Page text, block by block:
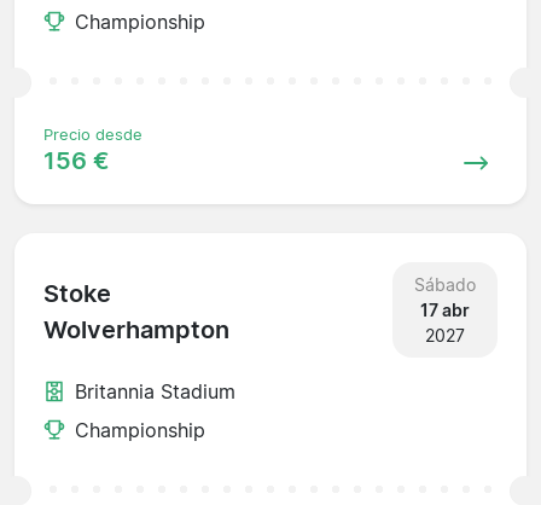
Championship
Precio desde
156 €
Stoke
Wolverhampton
Sábado
17 abr
2027
Britannia Stadium
Championship